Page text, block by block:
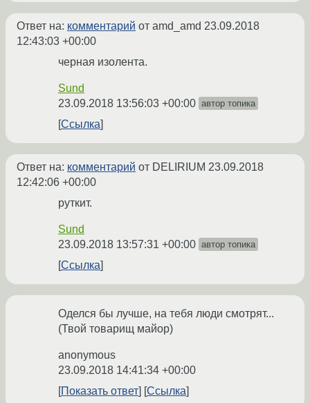
Ответ на: комментарий от amd_amd 23.09.2018
12:43:03 +00:00
черная изолента.
Sund
23.09.2018 13:56:03 +00:00 автор топика
Ссылка
Ответ на: комментарий от DELIRIUM 23.09.2018
12:42:06 +00:00
руткит.
Sund
23.09.2018 13:57:31 +00:00 автор топика
Ссылка
Оделся бы лучше, на тебя люди смотрят...
(Твой товарищ майор)
anonymous
23.09.2018 14:41:34 +00:00
Показать ответ
Ссылка